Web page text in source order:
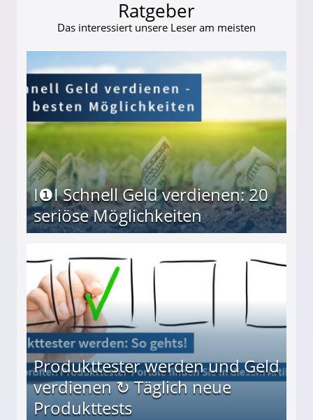
Ratgeber
Das interessiert unsere Leser am meisten
I❶I Schnell Geld verdienen: 20
seriöse Möglichkeiten
Produkttester werden und Geld
verdienen ↻ Täglich neue
Produkttests